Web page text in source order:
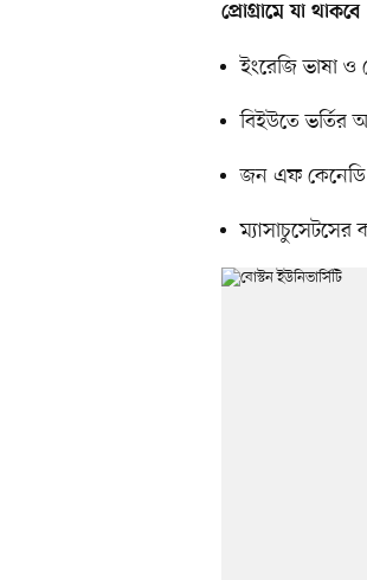
প্রোগ্রামে যা থাকবে
ইংরেজি ভাষা ও
বিইউতে ভর্তির
জন এফ কেনেডি
ম্যাসাচুসেটসের